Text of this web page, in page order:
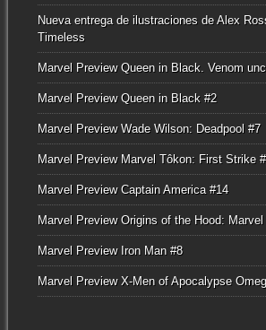
Nueva entrega de ilustraciones de Alex
Timeless
Marvel Preview Queen in Black. Venom
Marvel Preview Queen in Black #2
Marvel Preview Wade Wilson: Deadpool #7
Marvel Preview Marvel Tôkon: First Strike
Marvel Preview Captain America #14
Marvel Preview Origins of the Hood:
Marvel Preview Iron Man #8
Marvel Preview X-Men of Apocalypse